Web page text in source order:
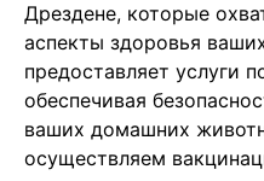
Дрездене, которые
аспекты здоровья
предоставляет услуги
обеспечивая
ваших домашних
осуществляем